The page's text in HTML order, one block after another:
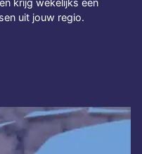
krijg wekelijks een
uit jouw regio.